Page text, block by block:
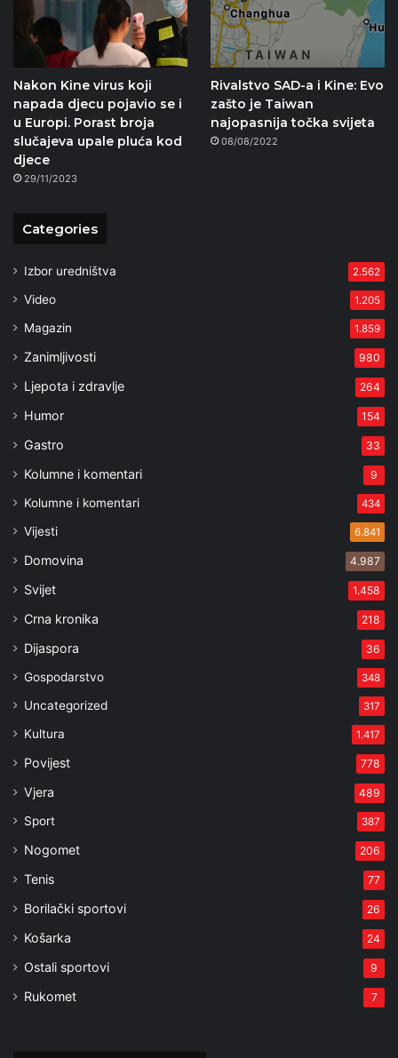
Nakon Kine virus koji
napada djecu pojavio se i
u Europi. Porast broja
slučajeva upale pluća kod
djece
29/11/2023
Rivalstvo SAD-a i Kine: Evo
zašto je Taiwan
najopasnija točka svijeta
08/08/2022
Categories
Izbor uredništva 2.562
Video 1.205
Magazin 1.859
Zanimljivosti 980
Ljepota i zdravlje 264
Humor 154
Gastro 33
Kolumne i komentari 9
Kolumne i komentari 434
Vijesti 6.841
Domovina 4.987
Svijet 1.458
Crna kronika 218
Dijaspora 36
Gospodarstvo 348
Uncategorized 317
Kultura 1.417
Povijest 778
Vjera 489
Sport 387
Nogomet 206
Tenis 77
Borilački sportovi 26
Košarka 24
Ostali sportovi 9
Rukomet 7